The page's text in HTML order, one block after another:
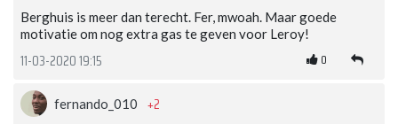
Berghuis is meer dan terecht. Fer, mwoah. Maar goede
motivatie om nog extra gas te geven voor Leroy!
11-03-2020 19:15 0
fernando_010 +2